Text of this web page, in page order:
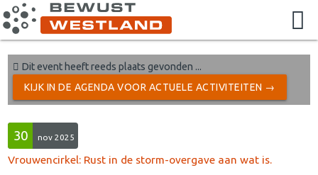
Dit event heeft reeds plaats gevonden ...
KIJK IN DE AGENDA VOOR ACTUELE ACTIVITEITEN →
30 nov 2025
Vrouwencirkel: Rust in de storm-overgave aan wat is.